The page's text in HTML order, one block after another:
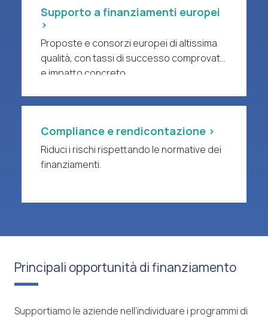
Supporto a finanziamenti europei
>
Proposte e consorzi europei di altissima
qualità, con tassi di successo comprovati
e impatto concreto.
Compliance e rendicontazione >
Riduci i rischi rispettando le normative dei
finanziamenti.
Principali opportunità di finanziamento
Supportiamo le aziende nell’individuare i programmi di